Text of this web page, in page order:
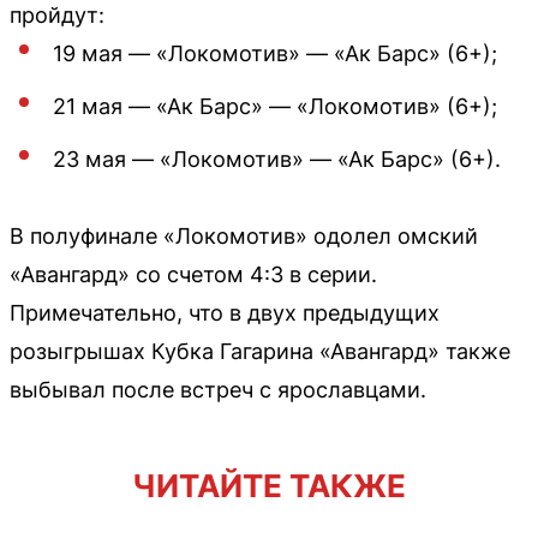
пройдут:
19 мая — «Локомотив» — «Ак Барс» (6+);
21 мая — «Ак Барс» — «Локомотив» (6+);
23 мая — «Локомотив» — «Ак Барс» (6+).
В полуфинале «Локомотив» одолел омский
«Авангард» со счетом 4:3 в серии.
Примечательно, что в двух предыдущих
розыгрышах Кубка Гагарина «Авангард» также
выбывал после встреч с ярославцами.
ЧИТАЙТЕ ТАКЖЕ